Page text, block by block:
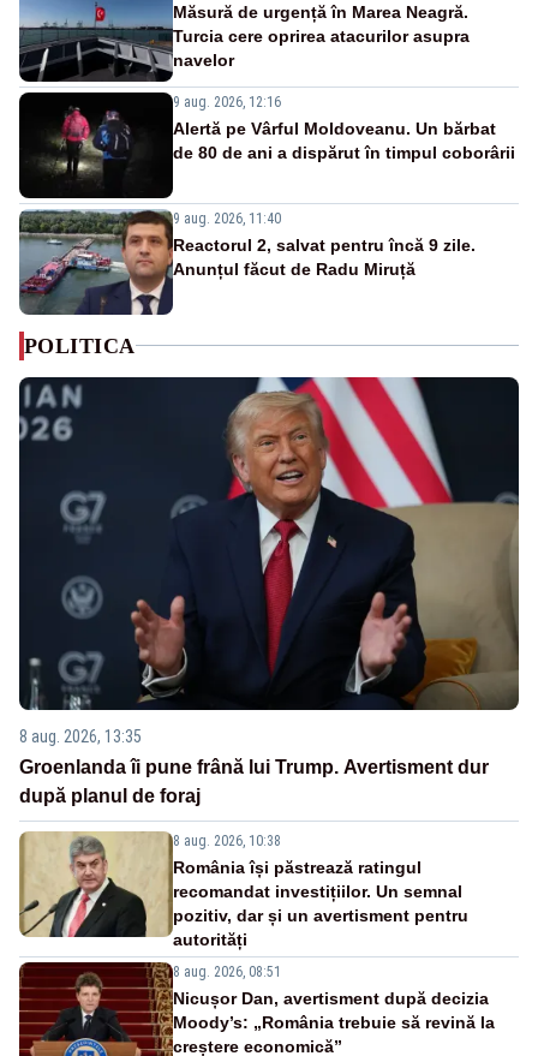
Măsură de urgență în Marea Neagră.
Turcia cere oprirea atacurilor asupra
navelor
9 aug. 2026, 12:16
Alertă pe Vârful Moldoveanu. Un bărbat
de 80 de ani a dispărut în timpul coborârii
9 aug. 2026, 11:40
Reactorul 2, salvat pentru încă 9 zile.
Anunțul făcut de Radu Miruță
POLITICA
8 aug. 2026, 13:35
Groenlanda îi pune frână lui Trump. Avertisment dur
după planul de foraj
8 aug. 2026, 10:38
România își păstrează ratingul
recomandat investițiilor. Un semnal
pozitiv, dar și un avertisment pentru
autorități
8 aug. 2026, 08:51
Nicușor Dan, avertisment după decizia
Moody’s: „România trebuie să revină la
creștere economică”